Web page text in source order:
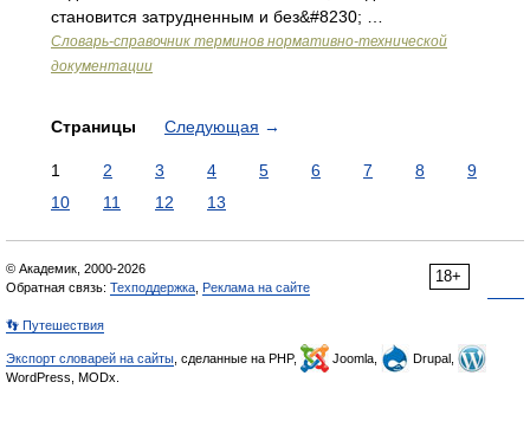
становится затрудненным и без&#8230; …
Словарь-справочник терминов нормативно-технической
документации
Страницы Следующая →
1 2 3 4 5 6 7 8
9
10
11 12 13
18+
© Академик, 2000-2026
Обратная связь: Техподдержка Реклама на сайте
👣 Путешествия
Экспорт словарей на сайты , сделанные на PHP, Joomla,
Drupal,
WordPress, MODx.